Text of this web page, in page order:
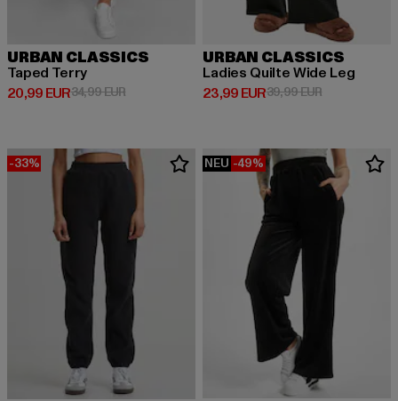
URBAN CLASSICS
Taped Terry
20,99 EUR
Derzeitiger Preis: 20,99 EUR
34,99 EURAktionspreis: 34,99 EUR
URBAN CLASSICS
Ladies Quilte Wide Leg
23,99 EUR
Derzeitiger Preis: 23,99 EUR
39,99 EURAktionspreis:
-33% NEU -49%